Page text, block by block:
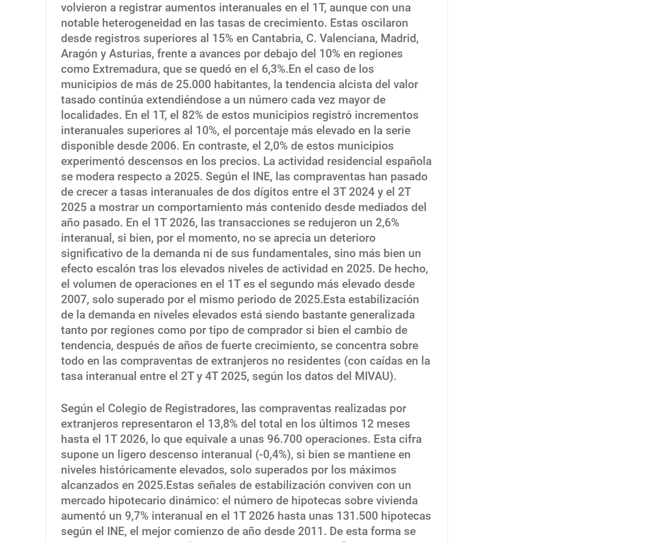
volvieron a registrar aumentos interanuales en el 1T, aunque con una
notable heterogeneidad en las tasas de crecimiento. Estas oscilaron
desde registros superiores al 15% en Cantabria, C. Valenciana, Madrid,
Aragón y Asturias, frente a avances por debajo del 10% en regiones
como Extremadura, que se quedó en el 6,3%.En el caso de los
municipios de más de 25.000 habitantes, la tendencia alcista del valor
tasado continúa extendiéndose a un número cada vez mayor de
localidades. En el 1T, el 82% de estos municipios registró incrementos
interanuales superiores al 10%, el porcentaje más elevado en la serie
disponible desde 2006. En contraste, el 2,0% de estos municipios
experimentó descensos en los precios. La actividad residencial española
se modera respecto a 2025. Según el INE, las compraventas han pasado
de crecer a tasas interanuales de dos dígitos entre el 3T 2024 y el 2T
2025 a mostrar un comportamiento más contenido desde mediados del
año pasado. En el 1T 2026, las transacciones se redujeron un 2,6%
interanual, si bien, por el momento, no se aprecia un deterioro
significativo de la demanda ni de sus fundamentales, sino más bien un
efecto escalón tras los elevados niveles de actividad en 2025. De hecho,
el volumen de operaciones en el 1T es el segundo más elevado desde
2007, solo superado por el mismo periodo de 2025.Esta estabilización
de la demanda en niveles elevados está siendo bastante generalizada
tanto por regiones como por tipo de comprador si bien el cambio de
tendencia, después de años de fuerte crecimiento, se concentra sobre
todo en las compraventas de extranjeros no residentes (con caídas en la
tasa interanual entre el 2T y 4T 2025, según los datos del MIVAU).
Según el Colegio de Registradores, las compraventas realizadas por
extranjeros representaron el 13,8% del total en los últimos 12 meses
hasta el 1T 2026, lo que equivale a unas 96.700 operaciones. Esta cifra
supone un ligero descenso interanual (-0,4%), si bien se mantiene en
niveles históricamente elevados, solo superados por los máximos
alcanzados en 2025.Estas señales de estabilización conviven con un
mercado hipotecario dinámico: el número de hipotecas sobre vivienda
aumentó un 9,7% interanual en el 1T 2026 hasta unas 131.500 hipotecas
según el INE, el mejor comienzo de año desde 2011. De esta forma se